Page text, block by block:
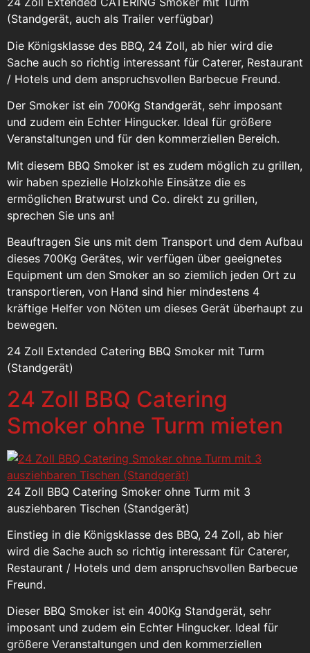
(Standgerät, auch als Trailer verfügbar)
Die Königsklasse des BBQ, 24 Zoll, ab hier wird die
Sache auch so richtig interessant für Caterer, Restaurant
/ Hotels und dem anspruchsvollen Barbecue Freund.
Der Smoker ist ein 700Kg Standgerät, sehr imposant
und zudem ein Echter Hingucker. Ideal für größere
Veranstaltungen und für den kommerziellen Bereich.
Mit diesem BBQ Smoker ist es zudem möglich zu grillen,
wir haben spezielle Holzkohle Einsätze die es
ermöglichen Bratwurst und Co. direkt zu grillen,
sprechen Sie uns an!
Beauftragen Sie uns mit dem Transport und dem Aufbau
dieses 700Kg Gerätes, wir verfügen über geeignetes
Equipment um den Smoker an so ziemlich jeden Ort zu
transportieren, von Hand sind hier mindestens 4
kräftige Helfer von Nöten um dieses Gerät überhaupt zu
bewegen.
24 Zoll Extended Catering BBQ Smoker mit Turm
(Standgerät)
24 Zoll BBQ Catering
Smoker ohne Turm mieten
24 Zoll BBQ Catering Smoker ohne Turm mit 3
ausziehbaren Tischen (Standgerät)
Einstieg in die Königsklasse des BBQ, 24 Zoll, ab hier
wird die Sache auch so richtig interessant für Caterer,
Restaurant / Hotels und dem anspruchsvollen Barbecue
Freund.
Dieser BBQ Smoker ist ein 400Kg Standgerät, sehr
imposant und zudem ein Echter Hingucker. Ideal für
größere Veranstaltungen und den kommerziellen